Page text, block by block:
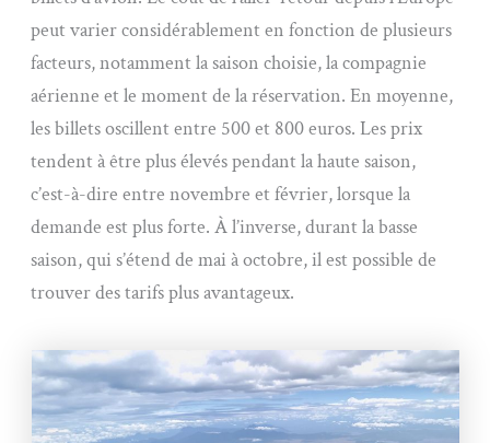
peut varier considérablement en fonction de plusieurs
facteurs, notamment la saison choisie, la compagnie
aérienne et le moment de la réservation. En moyenne,
les billets oscillent entre 500 et 800 euros. Les prix
tendent à être plus élevés pendant la haute saison,
c’est-à-dire entre novembre et février, lorsque la
demande est plus forte. À l’inverse, durant la basse
saison, qui s’étend de mai à octobre, il est possible de
trouver des tarifs plus avantageux.